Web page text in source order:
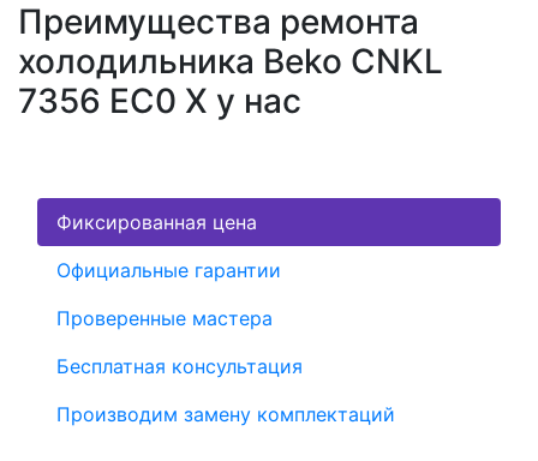
Преимущества ремонта
холодильника Beko CNKL
7356 EC0 X у нас
Фиксированная цена
Официальные гарантии
Проверенные мастера
Бесплатная консультация
Производим замену комплектаций